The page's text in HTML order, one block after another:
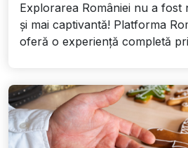
Explorarea României nu a fost
și mai captivantă! Platforma
oferă o experiență completă